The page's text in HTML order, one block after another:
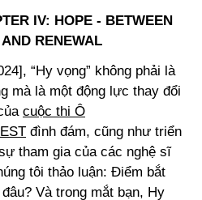
IV: HOPE - BETWEEN
AND RENEWAL
“Hy vọng” không phải là
mà là một động lực thay đổi
cuộc thi Ô
đình đám, cũng như triển
tham gia của các nghệ sĩ
tôi thảo luận: Điểm bắt
Và trong mắt bạn, Hy